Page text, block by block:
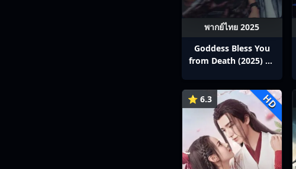
พากย์ไทย 2025
Goddess Bless You
from Death (2025) สิง
⭐ 6.3
HD